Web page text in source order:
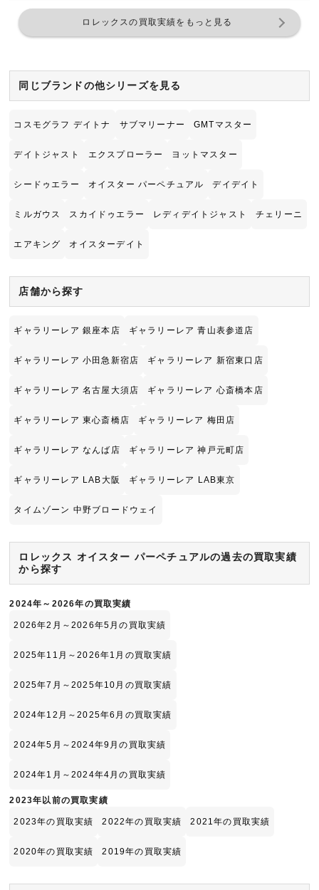
ロレックスの買取実績をもっと見る
同じブランドの他シリーズを見る
コスモグラフ デイトナ サブマリーナー GMTマスター
デイトジャスト エクスプローラー ヨットマスター
シードゥエラー オイスター パーペチュアル デイデイト
ミルガウス スカイドゥエラー レディデイトジャスト チェリーニ
エアキング オイスターデイト
店舗から探す
ギャラリーレア 銀座本店 ギャラリーレア 青山表参道店
ギャラリーレア 小田急新宿店 ギャラリーレア 新宿東口店
ギャラリーレア 名古屋大須店 ギャラリーレア 心斎橋本店
ギャラリーレア 東心斎橋店 ギャラリーレア 梅田店
ギャラリーレア なんば店 ギャラリーレア 神戸元町店
ギャラリーレア LAB大阪 ギャラリーレア LAB東京
タイムゾーン 中野ブロードウェイ
ロレックス オイスター パーペチュアルの過去の買取実績
から探す
2024年～2026年の買取実績
2026年2月～2026年5月の買取実績
2025年11月～2026年1月の買取実績
2025年7月～2025年10月の買取実績
2024年12月～2025年6月の買取実績
2024年5月～2024年9月の買取実績
2024年1月～2024年4月の買取実績
2023年以前の買取実績
2023年の買取実績 2022年の買取実績 2021年の買取実績
2020年の買取実績 2019年の買取実績